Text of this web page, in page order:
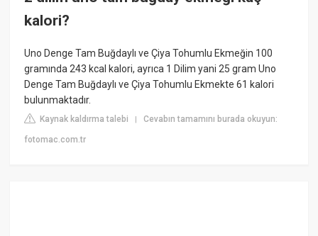
kalori?
Uno Denge Tam Buğdaylı ve Çiya Tohumlu Ekmeğin 100
gramında 243 kcal kalori, ayrıca 1 Dilim yani 25 gram Uno
Denge Tam Buğdaylı ve Çiya Tohumlu Ekmekte 61 kalori
bulunmaktadır.
Kaynak kaldırma talebi |Cevabın tamamını burada okuyun:
fotomac.com.tr